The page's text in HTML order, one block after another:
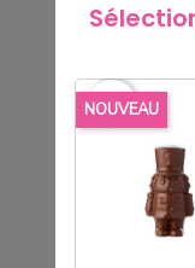
NOUVEAU
favorite_border
50